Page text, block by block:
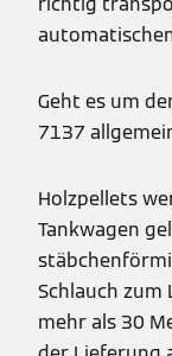
Geht es um
7137
Holzpellets
Tankwagen
Schlauch
mehr als 30